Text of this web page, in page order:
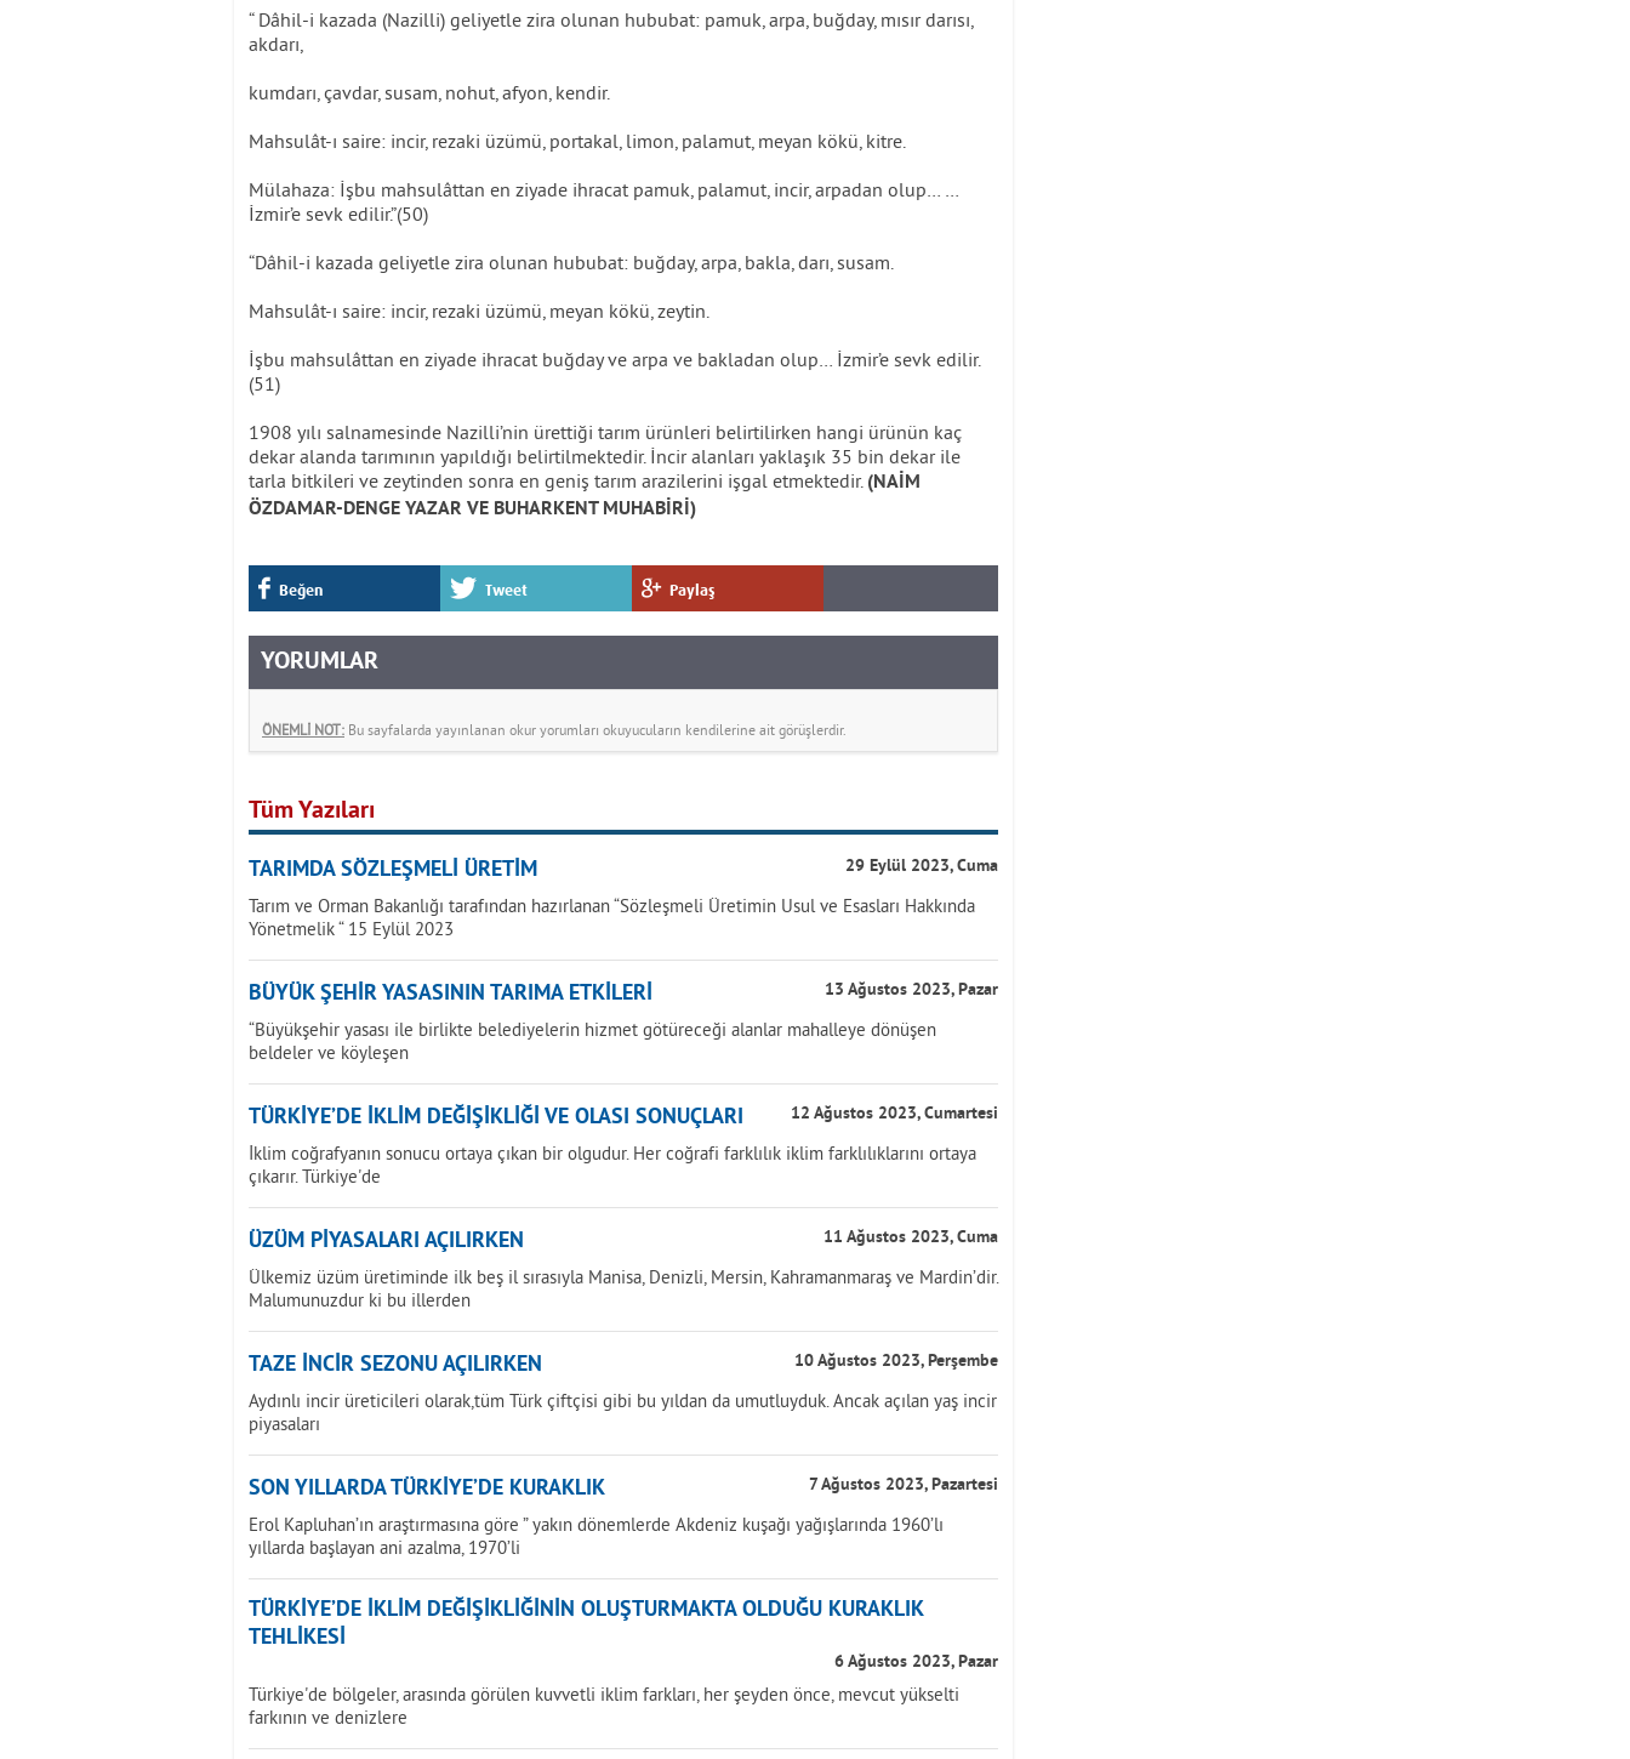
“ Dâhil-i kazada (Nazilli) geliyetle zira olunan hububat: pamuk, arpa, buğday, mısır darısı,
akdarı,
kumdarı, çavdar, susam, nohut, afyon, kendir.
Mahsulât-ı saire: incir, rezaki üzümü, portakal, limon, palamut, meyan kökü, kitre.
Mülahaza: İşbu mahsulâttan en ziyade ihracat pamuk, palamut, incir, arpadan olup… …
İzmir’e sevk edilir.”(50)
“Dâhil-i kazada geliyetle zira olunan hububat: buğday, arpa, bakla, darı, susam.
Mahsulât-ı saire: incir, rezaki üzümü, meyan kökü, zeytin.
İşbu mahsulâttan en ziyade ihracat buğday ve arpa ve bakladan olup… İzmir’e sevk edilir.
(51)
1908 yılı salnamesinde Nazilli’nin ürettiği tarım ürünleri belirtilirken hangi ürünün kaç
dekar alanda tarımının yapıldığı belirtilmektedir. İncir alanları yaklaşık 35 bin dekar ile
tarla bitkileri ve zeytinden sonra en geniş tarım arazilerini işgal etmektedir. (NAİM
ÖZDAMAR-DENGE YAZAR VE BUHARKENT MUHABİRİ)
Beğen Tweet Paylaş
YORUMLAR
ÖNEMLİ NOT: Bu sayfalarda yayınlanan okur yorumları okuyucuların kendilerine ait görüşlerdir.
Tüm Yazıları
TARIMDA SÖZLEŞMELİ ÜRETİM 29 Eylül 2023, Cuma
Tarım ve Orman Bakanlığı tarafından hazırlanan “Sözleşmeli Üretimin Usul ve Esasları Hakkında
Yönetmelik “ 15 Eylül 2023
BÜYÜK ŞEHİR YASASININ TARIMA ETKİLERİ 13 Ağustos 2023, Pazar
“Büyükşehir yasası ile birlikte belediyelerin hizmet götüreceği alanlar mahalleye dönüşen
beldeler ve köyleşen
TÜRKİYE’DE İKLİM DEĞİŞİKLİĞİ VE OLASI SONUÇLARI 12 Ağustos 2023, Cumartesi
İklim coğrafyanın sonucu ortaya çıkan bir olgudur. Her coğrafi farklılık iklim farklılıklarını ortaya
çıkarır. Türkiye'de
ÜZÜM PİYASALARI AÇILIRKEN 11 Ağustos 2023, Cuma
Ülkemiz üzüm üretiminde ilk beş il sırasıyla Manisa, Denizli, Mersin, Kahramanmaraş ve Mardin’dir.
Malumunuzdur ki bu illerden
TAZE İNCİR SEZONU AÇILIRKEN 10 Ağustos 2023, Perşembe
Aydınlı incir üreticileri olarak,tüm Türk çiftçisi gibi bu yıldan da umutluyduk. Ancak açılan yaş incir
piyasaları
SON YILLARDA TÜRKİYE’DE KURAKLIK 7 Ağustos 2023, Pazartesi
Erol Kapluhan’ın araştırmasına göre ” yakın dönemlerde Akdeniz kuşağı yağışlarında 1960’lı
yıllarda başlayan ani azalma, 1970’li
TÜRKİYE’DE İKLİM DEĞİŞİKLİĞİNİN OLUŞTURMAKTA OLDUĞU KURAKLIK
TEHLİKESİ
6 Ağustos 2023, Pazar
Türkiye'de bölgeler, arasında görülen kuvvetli iklim farkları, her şeyden önce, mevcut yükselti
farkının ve denizlere